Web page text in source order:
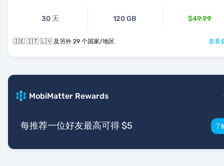
30 天 120 GB $49.99
🇮🇪 🇮🇹 🇱🇻 及另外 29 个国家/地区 查看
MobiMatter Rewards
每推荐一位好友最高可得 $5 了